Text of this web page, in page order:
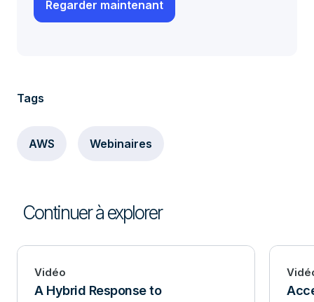
Tags
AWS Webinaires
Continuer à explorer
Vidéo
A Hybrid Response to